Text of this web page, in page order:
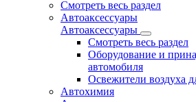
Смотреть весь раздел
Автоаксессуары
Автоаксессуары
Смотреть весь раздел
Оборудование и
автомобиля
Освежители воздуха
Автохимия